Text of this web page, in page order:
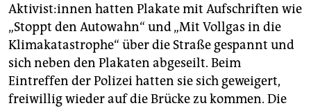
Ak­ti­vis­t:in­nen hatten Plakate mit Aufschriften wie
„Stoppt den Autowahn“ und „Mit Vollgas in die
Klimakatastrophe“ über die Straße gespannt und
sich neben den Plakaten abgeseilt. Beim
Eintreffen der Polizei hatten sie sich geweigert,
freiwillig wieder auf die Brücke zu kommen. Die